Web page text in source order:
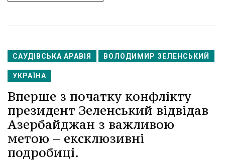
САУДІВСЬКА АРАВІЯ ВОЛОДИМИР ЗЕЛЕНСЬКИЙ
УКРАЇНА
Вперше з початку конфлікту
президент Зеленський відвідав
Азербайджан з важливою
метою – ексклюзивні
подробиці.